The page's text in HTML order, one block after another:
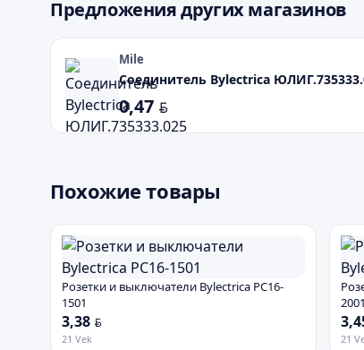
Предложения других магазинов
Mile
Соединитель Bylectrica
0,47 BYN
Похожие товары
Розетки и выключатели Bylectrica РС16-
1501
3,38 BYN
21 Vek
2001
21